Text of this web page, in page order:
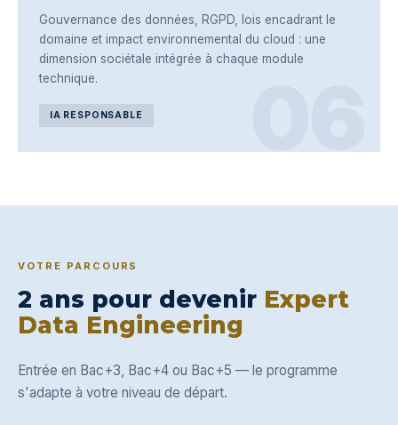
Gouvernance des données, RGPD, lois encadrant le
domaine et impact environnemental du cloud : une
dimension sociétale intégrée à chaque module
technique.
IA RESPONSABLE
VOTRE PARCOURS
2 ans pour devenir Expert
Data Engineering
Entrée en Bac+3, Bac+4 ou Bac+5 — le programme
s'adapte à votre niveau de départ.